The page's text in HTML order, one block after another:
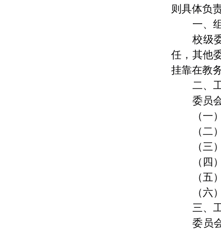
则具体负
一、
校级
任，其他
挂靠在教
二、
委员
（一
（二
（三
（四
（五
（六
三、
委员